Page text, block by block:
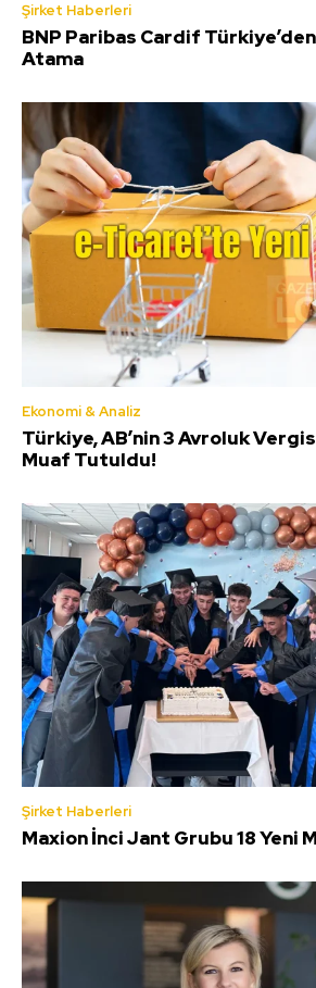
Şirket Haberleri
BNP Paribas Cardif
Atama
Ekonomi & Analiz
Türkiye, AB’nin 3 Avroluk
Muaf Tutuldu!
Şirket Haberleri
Maxion İnci Jant Grubu 18 Yeni